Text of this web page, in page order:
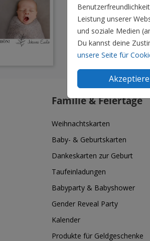
Leistung unserer
und soziale Medien
Du kannst deine
unsere Seite für
Familie & Feiertage
Weihnachtskarten
Baby- & Geburtskarten
Dankeskarten zur Geburt
Taufeinladungen
Babyparty & Babyshower
Gender Reveal Party
Kalender
Produkte für Geldgeschenke